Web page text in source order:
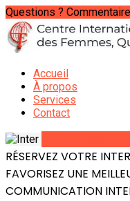
Questions ?
Accueil
À propos
Services
Contact
RÉSERVEZ VOTRE
FAVORISEZ UNE
COMMUNICATION